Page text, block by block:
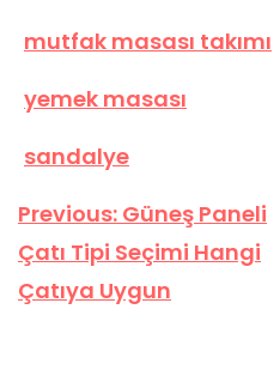
mutfak masası takımı
yemek masası
sandalye
Yazı
gezinmesi
Previous: Güneş Paneli
Çatı Tipi Seçimi Hangi
Çatıya Uygun